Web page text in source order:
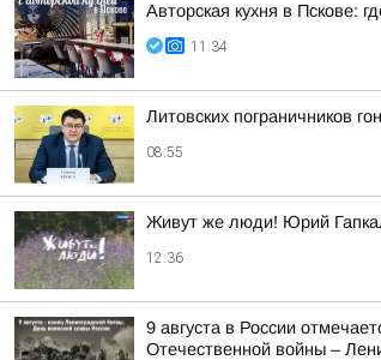
Авторская кухня в Пскове:
11:34
Литовских пограничников
08:55
Живут же люди! Юрий
12:36
9 августа в России
Отечественной войны –